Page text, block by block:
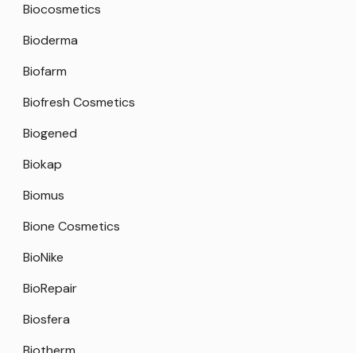
Biocosmetics
Bioderma
Biofarm
Biofresh Cosmetics
Biogened
Biokap
Biomus
Bione Cosmetics
BioNike
BioRepair
Biosfera